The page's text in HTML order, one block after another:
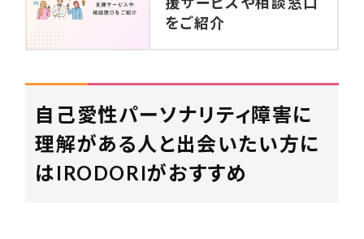
をご紹介
自己愛性パーソナリティ障害に
理解がある人と出会いたい方に
はIRODORIがおすすめ